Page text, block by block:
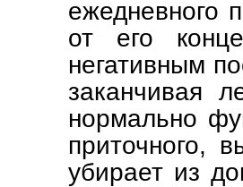
ежедневного
от его
негативным
заканчивая
нормально
приточного,
убирает из